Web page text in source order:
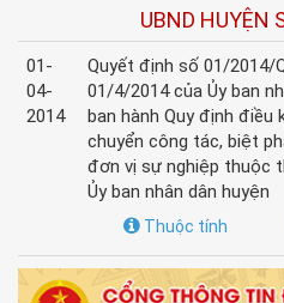
UBND HUYỆN
01-
04-
2014
Quyết định số 01/2014/
01/4/2014 của Ủy ban
ban hành Quy định điều
chuyển công tác, biệt
đơn vị sự nghiệp thuộc
Ủy ban nhân dân huyện
Thuộc tính